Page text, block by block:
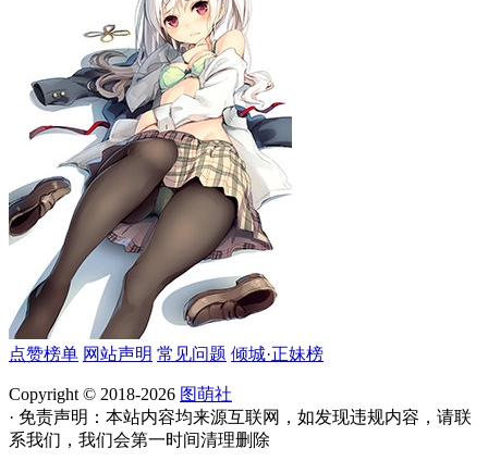
点赞榜单 网站声明 常见问题 倾城·正妹榜
Copyright © 2018-2026 图萌社
· 免责声明：本站内容均来源互联网，如发现违规内容，请联
系我们，我们会第一时间清理删除